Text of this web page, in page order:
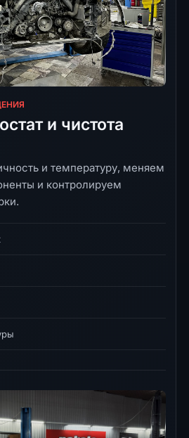
и чистота
и температуру, меняем
и контролируем